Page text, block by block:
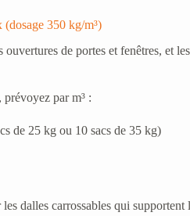
350 kg/m³)
de portes et fenêtres, et
par m³ :
de 25 kg ou 10 sacs de 35 kg)
dalles carrossables qui